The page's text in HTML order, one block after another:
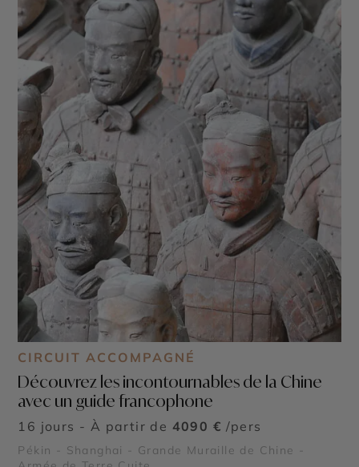
CIRCUIT ACCOMPAGNÉ
Découvrez les incontournables de la Chine
avec un guide francophone
16 jours - À partir de 4090 € /pers
Pékin - Shanghai - Grande Muraille de Chine -